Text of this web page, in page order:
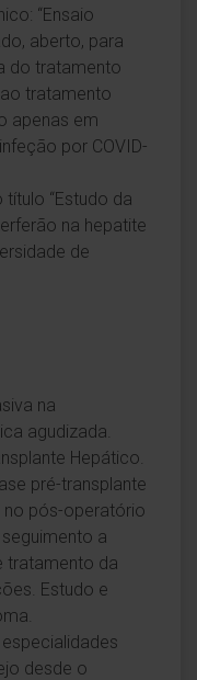
“Ensaio
aberto, para
do tratamento
tratamento
apenas em
por COVID-
“Estudo da
na hepatite
de
na
agudizada.
Hepático.
pré-transplante
no pós-operatório
a
tratamento da
Estudo e
desde o